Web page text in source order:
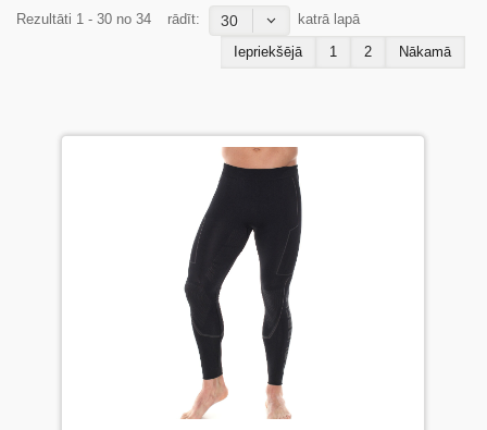
Rezultāti 1 - 30 no 34 rādīt: 30
katrā lapā
Iepriekšējā
1 2 Nākamā